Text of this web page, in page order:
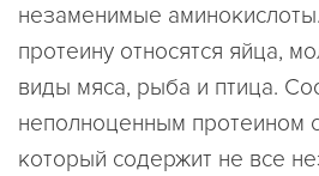
незаменимые
протеину относятся яйца,
виды мяса, рыба и птица.
неполноценным протеином
который содержит не все